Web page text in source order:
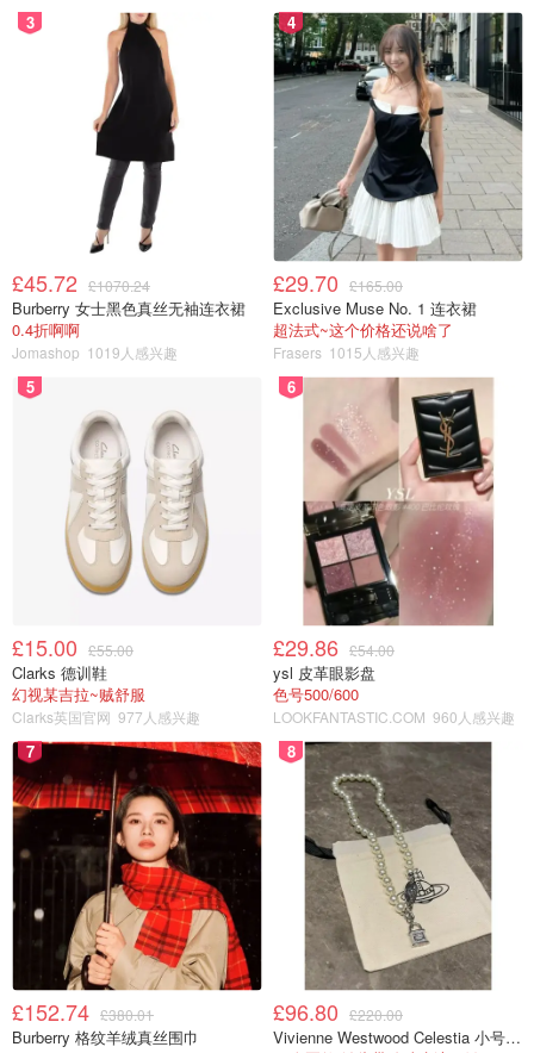
图片来自@Jing Daily，版权属于原作者
🕵️‍♀️破案线索2：喜茶背后的金主爷爷——LVMH
进一步查证后发现：
喜茶的D轮融资背后，有一个大金主叫BA Capital，BA其中
就包括有投资机构L Catterton。
没错，L Catterton正是LVMH集团旗下的！
它不但投了喜茶，还悄悄投了元气森林、Bernina、完美日
记、Trautec、丸美等等国内品牌。
所以，Lisa×喜茶，真的是“顺手牵富贵”？
Lisa本身就是LV的代言人，和LVMH集团关系密切，再加上
和LVMH家族三公子交情匪浅（注意！我们只是说交情匪
浅！粉丝冷静～）。
在自己的法拉利上随手“带”个LVMH投资品牌，合理到不能
更合理。
这哪是什么喜茶的逆袭广告？分明是“集团内部资源联动”罢
了。
3
£45.72 £1070.24
Burberry 女士黑色真丝无袖连衣裙
0.4折啊啊
Jomashop 1019人感兴趣
4
£29.70 £165.00
Exclusive Muse No. 1 连衣裙
超法式~这个价格还说啥了
Frasers 1015人感兴趣
5
£15.00 £55.00
Clarks 德训鞋
幻视某吉拉~贼舒服
Clarks英国官网 977人感兴趣
6
£29.86 £54.00
ysl 皮革眼影盘
色号500/600
LOOKFANTASTIC.COM 960人感兴趣
7
£152.74 £380.01
Burberry 格纹羊绒真丝围巾
8
£96.80 £220.00
Vivienne Westwood Celestia 小号吊坠项链